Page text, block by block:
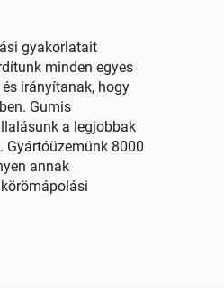
gyakorlatait
minden egyes
irányítanak, hogy
Gumis
a legjobbak
8000
annak